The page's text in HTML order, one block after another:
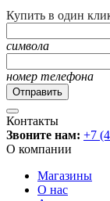
Купить в один
символа
номер телефона
Контакты
Звоните нам: +7
О компании
Магазины
О нас